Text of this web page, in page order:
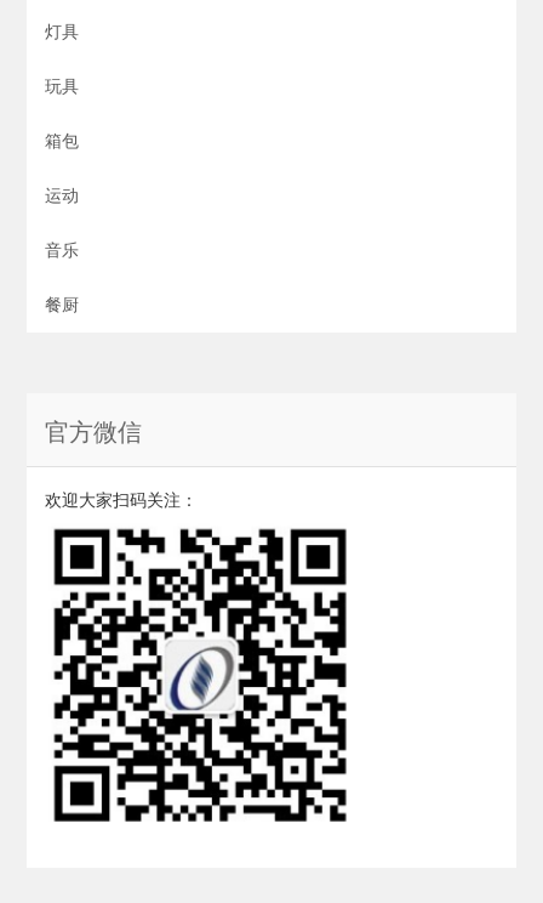
灯具
玩具
箱包
运动
音乐
餐厨
官方微信
欢迎大家扫码关注：